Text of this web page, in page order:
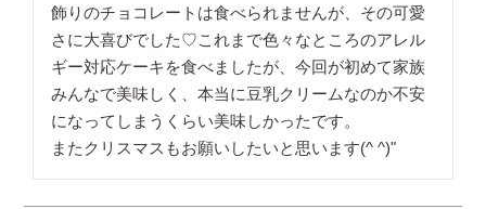
飾りのチョコレートは食べられませんが、その可愛
さに大喜びでした♡これまで色々なところのアレル
ギー対応ケーキを食べましたが、今回が初めて家族
みんなで美味しく、本当に豆乳クリームなのか不安
になってしまうくらい美味しかったです。
またクリスマスもお願いしたいと思います(^ ^)"